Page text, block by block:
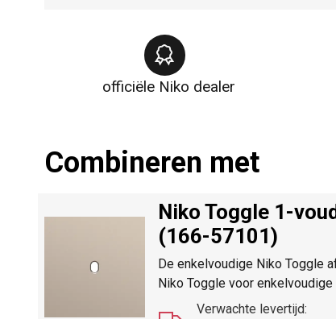
officiële Niko dealer
Combineren met
Niko Toggle 1-
(166-57101)
De enkelvoudige Niko Toggle
Niko Toggle voor
Verwachte levertijd: